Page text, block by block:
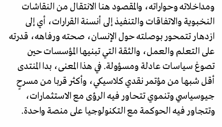
ومداخلاته وحواراته، والمقصود هنا الانتقال من النقاشات
النخبوية والاتفاقات والتنفيذ إلى أنسنة القرارات، أي إلى
ازدهار تتمحور بوصلته حول الإنسان، صحته ورفاهه، قدرته
على التعلم والعمل، والثقة التي تبنيها المؤسسات حين
تصوغ سياسات عادلة ومسؤولة. في هذا المعنى، بدا المنتدى
أقل شبها من مؤتمر نقدي كلاسيكي، وأكثر قربا من مسرحٍ
جيوسياسي وتنموي تتحاور فيه الرؤى مع الاستثمارات،
وتتجاور فيه الحوكمة مع التكنولوجيا على منصة واحدة.